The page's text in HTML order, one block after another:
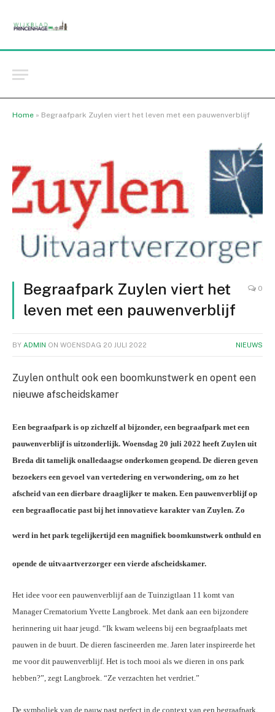
Home » Begraafpark Zuylen viert het leven met een pauwenverblijf
Begraafpark Zuylen viert het
leven met een pauwenverblijf
0
BY ADMIN ON WOENSDAG 20 JULI 2022 NIEUWS
Zuylen onthult ook een boomkunstwerk en opent een
nieuwe afscheidskamer
Een begraafpark is op zichzelf al bijzonder, een begraafpark met een
pauwenverblijf is uitzonderlijk. Woensdag 20 juli 2022 heeft Zuylen uit
Breda dit tamelijk onalledaagse onderkomen geopend. De dieren geven
bezoekers een gevoel van vertedering en verwondering, om zo het
afscheid van een dierbare draaglijker te maken. Een pauwenverblijf op
een begraaflocatie past bij het innovatieve karakter van Zuylen. Zo
werd in het park tegelijkertijd een magnifiek boomkunstwerk onthuld en
opende de uitvaartverzorger een vierde afscheidskamer.
Het idee voor een pauwenverblijf aan de Tuinzigtlaan 11 komt van
Manager Crematorium Yvette Langbroek. Met dank aan een bijzondere
herinnering uit haar jeugd. “Ik kwam weleens bij een begraafplaats met
pauwen in de buurt. De dieren fascineerden me. Jaren later inspireerde het
me voor dit pauwenverblijf. Het is toch mooi als we dieren in ons park
hebben?”, zegt Langbroek. “Ze verzachten het verdriet.”
De symboliek van de pauw past perfect in de context van een begraafpark.